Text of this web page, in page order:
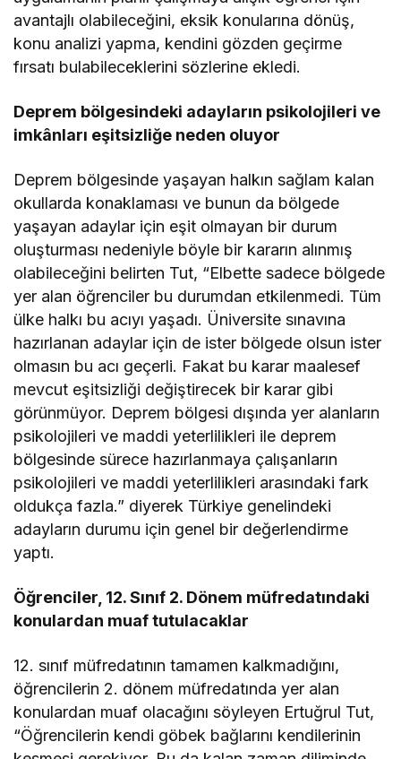
avantajlı olabileceğini, eksik konularına dönüş,
konu analizi yapma, kendini gözden geçirme
fırsatı bulabileceklerini sözlerine ekledi.
Deprem bölgesindeki adayların psikolojileri ve
imkânları eşitsizliğe neden oluyor
Deprem bölgesinde yaşayan halkın sağlam kalan
okullarda konaklaması ve bunun da bölgede
yaşayan adaylar için eşit olmayan bir durum
oluşturması nedeniyle böyle bir kararın alınmış
olabileceğini belirten Tut, “Elbette sadece bölgede
yer alan öğrenciler bu durumdan etkilenmedi. Tüm
ülke halkı bu acıyı yaşadı. Üniversite sınavına
hazırlanan adaylar için de ister bölgede olsun ister
olmasın bu acı geçerli. Fakat bu karar maalesef
mevcut eşitsizliği değiştirecek bir karar gibi
görünmüyor. Deprem bölgesi dışında yer alanların
psikolojileri ve maddi yeterlilikleri ile deprem
bölgesinde sürece hazırlanmaya çalışanların
psikolojileri ve maddi yeterlilikleri arasındaki fark
oldukça fazla.” diyerek Türkiye genelindeki
adayların durumu için genel bir değerlendirme
yaptı.
Öğrenciler, 12. Sınıf 2. Dönem müfredatındaki
konulardan muaf tutulacaklar
12. sınıf müfredatının tamamen kalkmadığını,
öğrencilerin 2. dönem müfredatında yer alan
konulardan muaf olacağını söyleyen Ertuğrul Tut,
“Öğrencilerin kendi göbek bağlarını kendilerinin